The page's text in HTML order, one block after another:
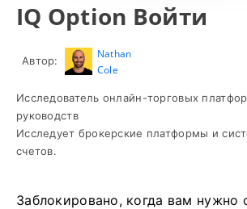
IQ Option Войти
Автор:
Nathan
Cole
Исследователь онлайн-торговых
руководств
Исследует брокерские платформы и
счетов.
Заблокировано, когда вам нужно